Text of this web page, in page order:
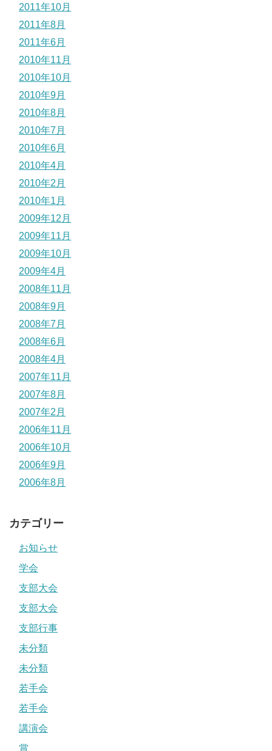
2011年10月
2011年8月
2011年6月
2010年11月
2010年10月
2010年9月
2010年8月
2010年7月
2010年6月
2010年4月
2010年2月
2010年1月
2009年12月
2009年11月
2009年10月
2009年4月
2008年11月
2008年9月
2008年7月
2008年6月
2008年4月
2007年11月
2007年8月
2007年2月
2006年11月
2006年10月
2006年9月
2006年8月
カテゴリー
お知らせ
学会
支部大会
支部大会
支部行事
未分類
未分類
若手会
若手会
講演会
賞